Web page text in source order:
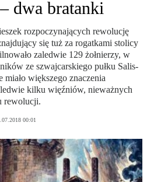
dwa bratanki
rozpoczynających rewolucję
się tuż za rogatkami stolicy
zaledwie 129 żołnierzy, w
ze szwajcarskiego pułku Salis-
większego znaczenia
kilku więźniów, nieważnych
rewolucji.
00:01